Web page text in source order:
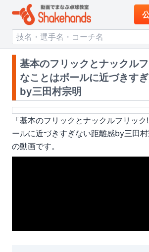
基本のフリックとナックル
なことはボールに近づきす
by三田村宗明
「基本のフリックとナックルフリック
ールに近づきすぎない距離感by三田
の動画です。